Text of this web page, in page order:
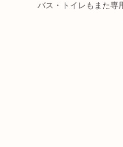
バス・トイレもまた専